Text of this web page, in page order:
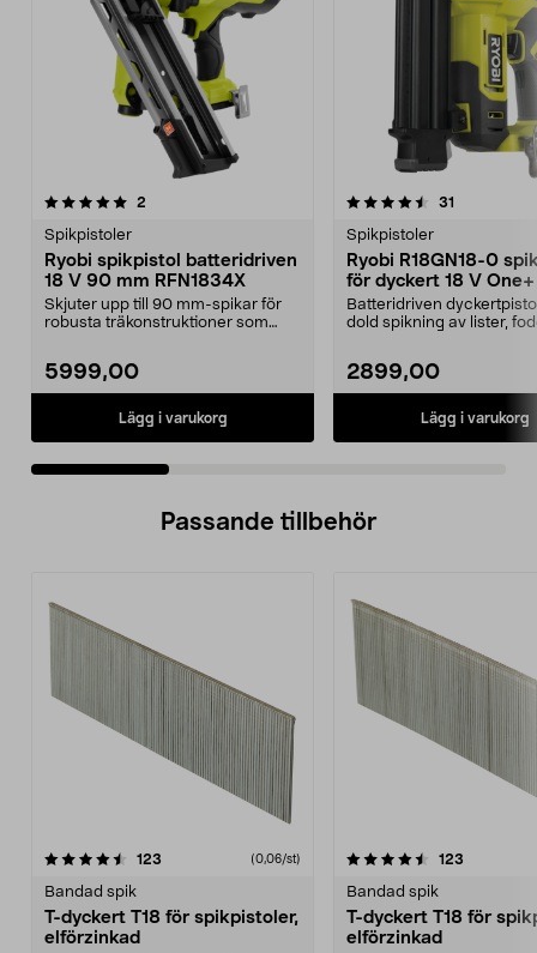
2
Spikpistoler
Ryobi spikpistol batteridriven
18 V 90 mm RFN1834X
Skjuter upp till 90 mm-spikar för
robusta träkonstruktioner som
5999,00
Lägg i varukorg
4.5 av 5 stjärnor 31
Spikpistoler
Ryobi R18GN18-0
för dyckert 18 V One+
Batteridriven
dold spikning av lister,
2899,00
Lägg i varukorg
4.5 av 5 stjärnor
Passande tillbehör
123 (0,06/st)
Bandad spik
T-dyckert T18 för spikpistoler,
elförzinkad
4.5av 5 stjärnor 123
Bandad spik
T-dyckert T18 för
elförzinkad
4.5av 5 stjärnor